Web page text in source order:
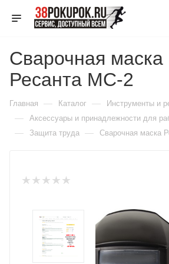
Сварочная маска
Ресанта МС-2
Главная — Каталог — Инструменты и
— Аксессуары и принадлежности для
— Защита труда — Сварочная маска